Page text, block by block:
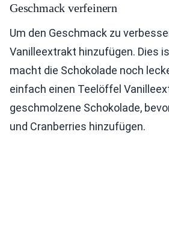
Geschmack verfeinern
Um den Geschmack zu
Vanilleextrakt hinzufügen. Dies
macht die Schokolade noch
einfach einen Teelöffel
geschmolzene Schokolade,
und Cranberries hinzufügen.